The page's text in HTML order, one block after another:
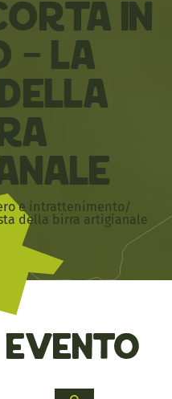
in
La
e intrattenimento/
della birra artigianale